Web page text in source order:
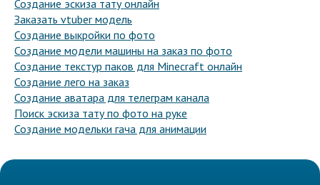
Создание эскиза тату онлайн
Заказать vtuber модель
Создание выкройки по фото
Создание модели машины на заказ по фото
Создание текстур паков для Minecraft онлайн
Создание лего на заказ
Создание аватара для телеграм канала
Поиск эскиза тату по фото на руке
Создание модельки гача для анимации